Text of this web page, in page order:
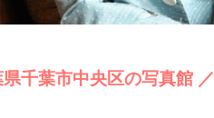
県千葉市中央区の写真館 ／